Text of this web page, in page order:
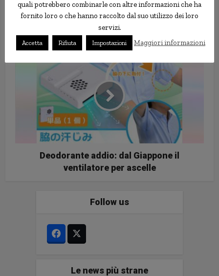
I soldati coreani prendono lezioni
streass
Deodorante addio: dal Giappone il
ventilatore per ascelle
Follow us
Le news più strane
quali potrebbero combinarle con altre informazioni che ha
fornito loro o che hanno raccolto dal suo utilizzo dei loro
servizi.
Accetta Rifiuta Impostazioni Maggiori informazioni